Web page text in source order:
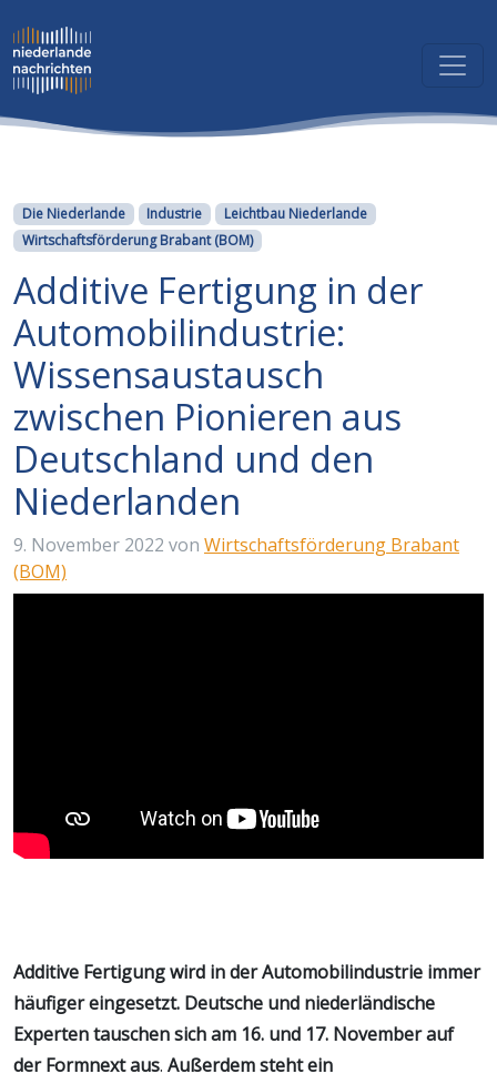
Kategorien
Die Niederlande Industrie
Leichtbau Niederlande
Wirtschaftsförderung Brabant (BOM)
Additive Fertigung in der
Automobilindustrie:
Wissensaustausch
zwischen Pionieren aus
Deutschland und den
Niederlanden
9. November 2022 von Wirtschaftsförderung Brabant
(BOM)
Additive Fertigung wird in der Automobilindustrie immer
häufiger eingesetzt. Deutsche und niederländische
Experten tauschen sich am 16. und 17. November auf
der Formnext aus. Außerdem steht ein